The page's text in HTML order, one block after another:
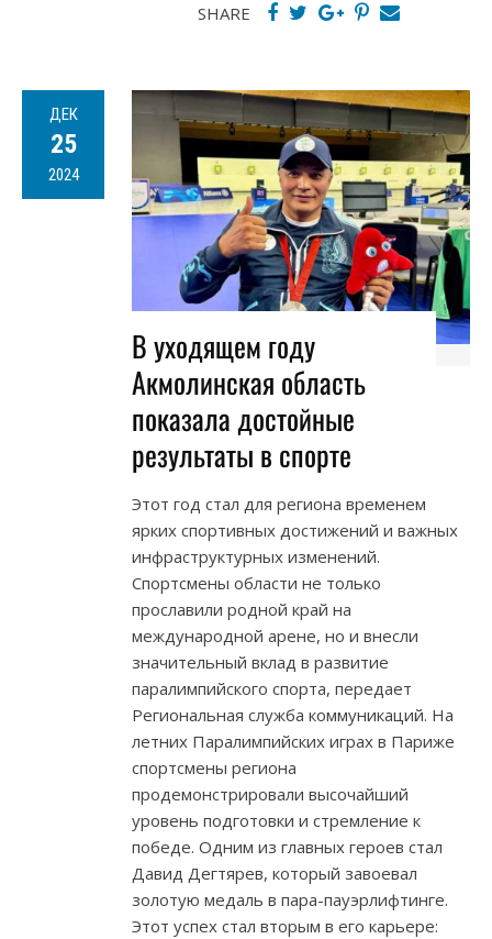
SHARE
ДЕК
25
2024
В уходящем году
Акмолинская область
показала достойные
результаты в спорте
Этот год стал для региона временем
ярких спортивных достижений и важных
инфраструктурных изменений.
Спортсмены области не только
прославили родной край на
международной арене, но и внесли
значительный вклад в развитие
паралимпийского спорта, передает
Региональная служба коммуникаций. На
летних Паралимпийских играх в Париже
спортсмены региона
продемонстрировали высочайший
уровень подготовки и стремление к
победе. Одним из главных героев стал
Давид Дегтярев, который завоевал
золотую медаль в пара-пауэрлифтинге.
Этот успех стал вторым в его карьере: